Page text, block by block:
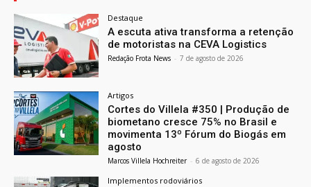
Destaque
A escuta ativa transforma a retenção
de motoristas na CEVA Logistics
Redação Frota News - 7 de agosto de 2026
Artigos
Cortes do Villela #350 | Produção de
biometano cresce 75% no Brasil e
movimenta 13º Fórum do Biogás em
agosto
Marcos Villela Hochreiter - 6 de agosto de 2026
Implementos rodoviários